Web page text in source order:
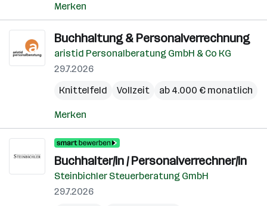
Merken
Buchhaltung & Personalverrechnung
aristid Personalberatung GmbH & Co KG
29.7.2026
Knittelfeld
Vollzeit ab 4.000 € monatlich
Merken
Buchhalter/in / Personalverrechner/in
Steinbichler Steuerberatung GmbH
29.7.2026